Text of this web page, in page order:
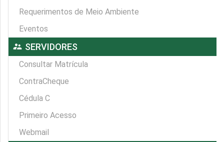
Requerimentos de Meio Ambiente
Eventos
supervisor_account SERVIDORES
Consultar Matrícula
ContraCheque
Cédula C
Primeiro Acesso
Webmail